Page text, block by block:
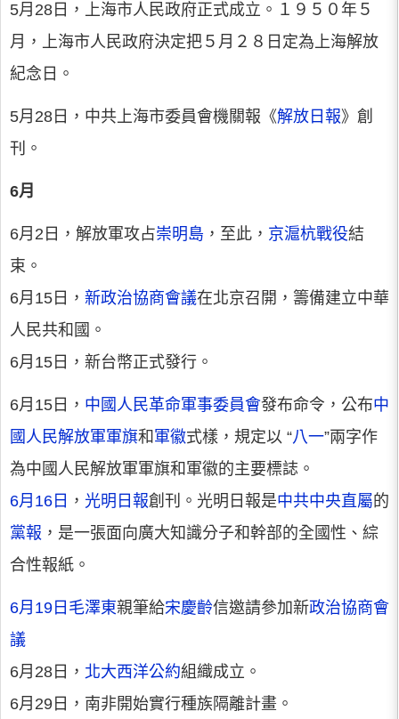
5月28日，上海市人民政府正式成立。１９５０年５
月，上海市人民政府決定把５月２８日定為上海解放
紀念日。
5月28日，中共上海市委員會機關報《解放日報》創
刊。
6月
6月2日，解放軍攻占崇明島 ，至此， 京滬杭戰役結
束。
6月15日， 新政治協商會議在北京召開，籌備建立中華
人民共和國。
6月15日，新台幣正式發行。
6月15日， 中國人民革命軍事委員會發布命令，公布中
國人民解放軍軍旗和 軍徽式樣，規定以 “八一”兩字作
為中國人民解放軍軍旗和軍徽的主要標誌。
6月16日 ， 光明日報創刊。光明日報是中共中央直屬的
黨報 ，是一張面向廣大知識分子和幹部的全國性、綜
合性報紙。
6月19日 毛澤東親筆給宋慶齡信邀請參加新政治協商會
議
6月28日， 北大西洋公約組織成立。
6月29日，南非開始實行種族隔離計畫。